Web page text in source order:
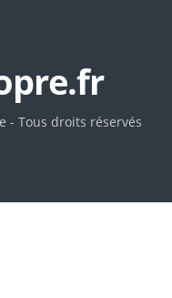
- Tous droits réservés